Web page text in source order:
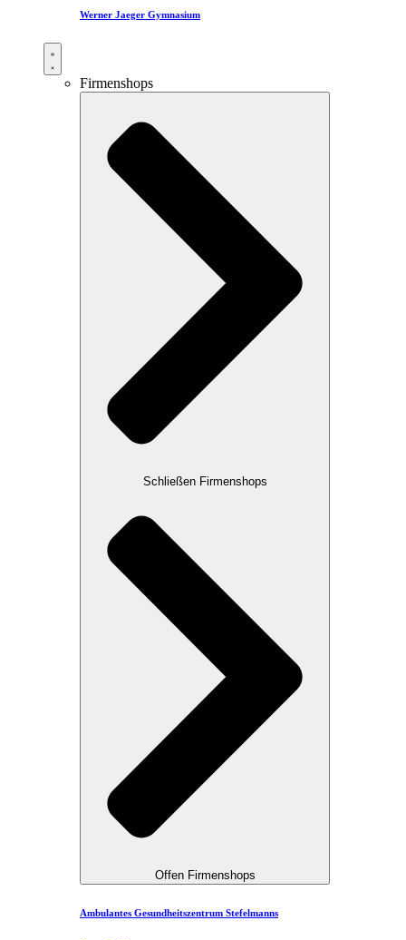
Werner Jaeger Gymnasium
Firmenshops
Schließen Firmenshops
Offen Firmenshops
Ambulantes Gesundheitszentrum Stefelmanns